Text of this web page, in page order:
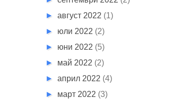
►август 2022 (1)
► юли 2022 (2)
► юни 2022 (5)
► май 2022 (2)
►април 2022 (4)
► март 2022 (3)